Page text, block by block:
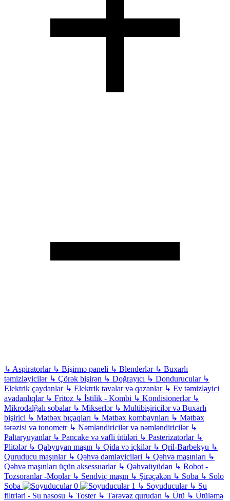
↳ Aspiratorlar ↳ Bişirmə paneli ↳ Blenderlər ↳ Buxarlı
təmizləyicilər ↳ Çörək bişirən ↳ Doğrayıcı ↳ Dondurucular ↳
Elektrik çaydanlar ↳ Elektrik tavalar və qazanlar ↳ Ev təmizləyici
avadanlıqlar ↳ Fritoz ↳ İstilik - Kombi ↳ Kondisionerlər ↳
Mikrodalğalı sobalar ↳ Mikserlər ↳ Multibişiricilər və Buxarlı
bişirici ↳ Mətbəx bıçaqları ↳ Mətbəx kombaynları ↳ Mətbəx
tərəzisi və tonometr ↳ Nəmləndiricilər və nəmləndiricilər ↳
Paltaryuyanlar ↳ Pancake və vafli ütüləri ↳ Pasterizatorlar ↳
Plitələr ↳ Qabyuyan maşın ↳ Qida və içkilər ↳ Qril-Barbekyu ↳
Quruducu maşınlar ↳ Qəhvə dəmləyiciləri ↳ Qəhvə maşınları ↳
Qəhvə maşınları üçün aksessuarlar ↳ Qəhvəüyüdən ↳ Robot -
Tozsoranlar -Moplar ↳ Sendviç maşın ↳ Şirəçəkən ↳ Soba ↳ Solo
Soba
↳ Soyuducular ↳ Su
filtrləri - Su nasosu ↳ Toster ↳ Tərəvəz qurudan ↳ Ütü ↳ Ütüləmə